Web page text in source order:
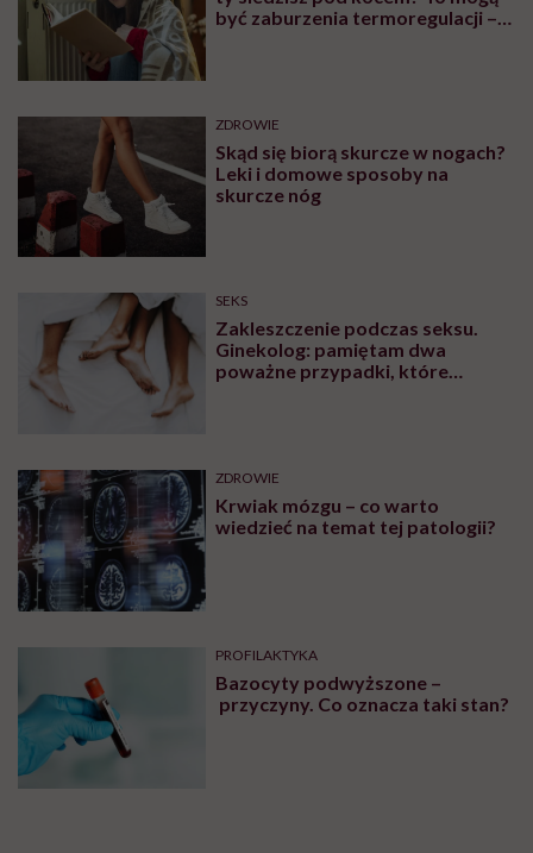
być zaburzenia termoregulacji –
ZDROWIE
Skąd się biorą skurcze w nogach?
Leki i domowe sposoby na
skurcze nóg
SEKS
Zakleszczenie podczas seksu.
Ginekolog: pamiętam dwa
poważne przypadki, które
ZDROWIE
Krwiak mózgu – co warto
wiedzieć na temat tej patologii?
PROFILAKTYKA
Bazocyty podwyższone –
przyczyny. Co oznacza taki stan?